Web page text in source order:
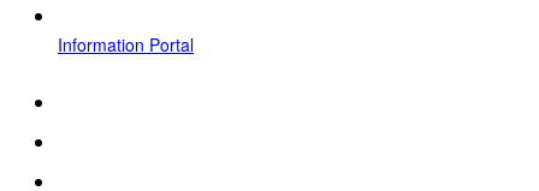
Information Portal